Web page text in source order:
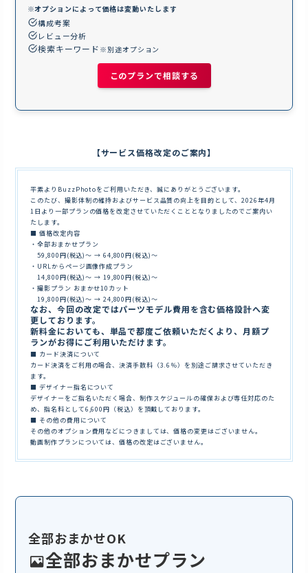
※オプションによって価格は変動いたします
構成考案
レビュー分析
検索キーワード ※別途オプション
このプランで相談する
【サービス価格改定のご案内】
平素よりBuzzPhotoをご利用いただき、誠にありがとうございます。
このたび、撮影体制の維持およびサービス品質の向上を目的として、2026年4月
1日より一部プランの価格を改定させていただくこととなりましたのでご案内い
たします。
■ 価格改定内容
・全部おまかせプラン
59,800円(税込)〜 → 64,800円(税込)〜
・URLからページ画像作成プラン
14,800円(税込)〜 → 19,800円(税込)〜
・撮影プラン おまかせ10カット
19,800円(税込)〜 → 24,800円(税込)〜
なお、今回の改定ではパーツモデル費用を含む価格設計へ変
更しております。
新料金においても、単品で都度ご依頼いただくより、月額プ
ランがお得にご利用いただけます。
■ カード決済について
カード決済をご利用の場合、決済手数料（3.6％）を別途ご請求させていただき
ます。
■ デザイナー指名について
デザイナーをご指名いただく場合、制作スケジュールの確保および専任対応のた
め、指名料として6,600円（税込）を頂戴しております。
■ その他の費用について
その他のオプション費用などにつきましては、価格の変更はございません。
動画制作プランについては、価格の改定はございません。
全部おまかせOK
全部おまかせプラン